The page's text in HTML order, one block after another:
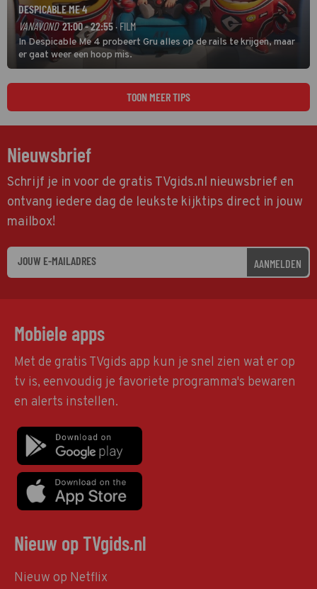
DESPICABLE ME 4
VANAVOND 21:00 - 22:55 · FILM
In Despicable Me 4 probeert Gru alles op de rails te krijgen, maar
er gaat weer een hoop mis.
TOON MEER TIPS
Nieuwsbrief
Schrijf je in voor de gratis TVgids.nl nieuwsbrief en
ontvang iedere dag de leukste kijktips direct in jouw
mailbox!
AANMELDEN
Mobiele apps
Met de gratis TVgids app kun je snel zien wat er op
tv is, eenvoudig je favoriete programma's bewaren
en alerts instellen.
Nieuw op TVgids.nl
Nieuw op Netflix